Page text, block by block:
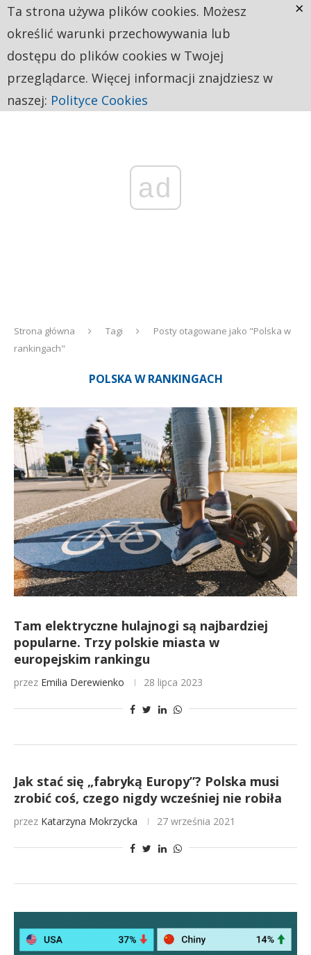
ad
Strona główna Tagi
Posty otagowane jako "Polska w
rankingach"
POLSKA W RANKINGACH
Tam elektryczne hulajnogi są najbardziej
popularne. Trzy polskie miasta w
europejskim rankingu
przez Emilia Derewienko 28 lipca 2023
Jak stać się „fabryką Europy”? Polska musi
zrobić coś, czego nigdy wcześniej nie robiła
przez Katarzyna Mokrzycka 27 września 2021
Ta strona używa plików cookies. Możesz
określić warunki przechowywania lub
dostępu do plików cookies w Twojej
przeglądarce. Więcej informacji znajdziesz w
naszej: Polityce Cookies
×